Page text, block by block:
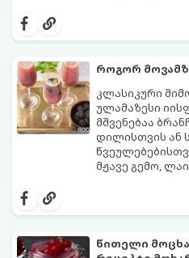
სალათებთან
მდგომარეობს,
შეწვისას
და არ
მომზადების
მუხუდოს
შეწვის დრო:
ბურთულა (4–6
როგორ
კლასიკური
ულამაზესი
მშვენებაა
დილისთვის ან
მჟავე გემო,
საოცრად
და მის
პორცია
წითელი